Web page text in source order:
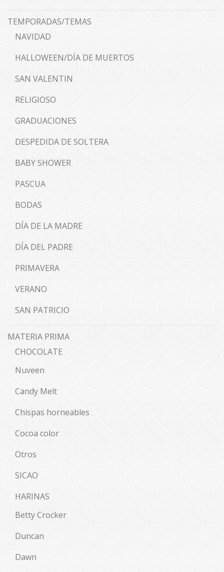
TEMPORADAS/TEMAS
NAVIDAD
HALLOWEEN/DÍA DE MUERTOS
SAN VALENTIN
RELIGIOSO
GRADUACIONES
DESPEDIDA DE SOLTERA
BABY SHOWER
PASCUA
BODAS
DÍA DE LA MADRE
DÍA DEL PADRE
PRIMAVERA
VERANO
SAN PATRICIO
MATERIA PRIMA
CHOCOLATE
Nuveen
Candy Melt
Chispas horneables
Cocoa color
Otros
SICAO
HARINAS
Betty Crocker
Duncan
Dawn